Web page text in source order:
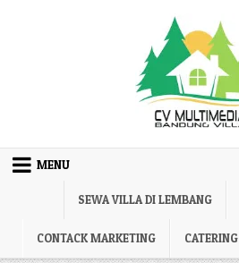
MENU
SEWA VILLA DI LEMBANG
CONTACK MARKETING CATERING